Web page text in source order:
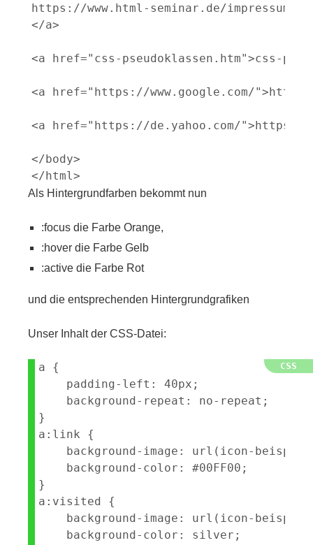
https://www.html-seminar.de/
</a>
<a href="css-pseudoklassen.htm">css-
<a href="https://www.google.com/
<a href="https://de.yahoo.com/">https://
</body>
Als Hintergrundfarben bekommt nun
:focus die Farbe Orange,
:hover die Farbe Gelb
:active die Farbe Rot
und die entsprechenden Hintergrundgrafiken
Unser Inhalt der CSS-Datei:
a {
    padding-left: 40px;
    background-repeat: no-repeat;
}
a:link {
background-image: url(icon-
    background-color: #00FF00;
}
a:visited {
background-image: url(icon-
    background-color: silver;